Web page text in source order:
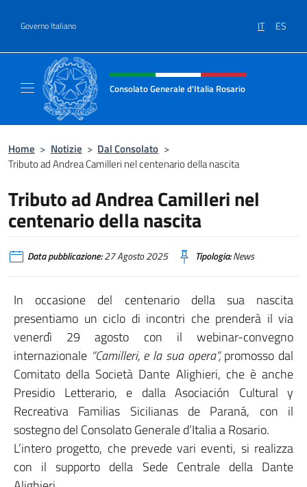
Governo Italiano IT ES
Intestazione sito, social e menù
Consolato Generale d'Italia Rosario
Home > Notizie > Dal Consolato >
Tributo ad Andrea Camilleri nel centenario della nascita
Tributo ad Andrea Camilleri nel
centenario della nascita
Data pubblicazione:27 Agosto 2025 Tipologia:News
In occasione del centenario della sua nascita
presentiamo un ciclo di incontri che prenderà il via
venerdì 29 agosto con il webinar-convegno
internazionale “Camilleri, e la sua opera”,promosso dal
Comitato della Società Dante Alighieri, che è anche
Presidio Letterario, e dalla Asociación Cultural y
Recreativa Familias Sicilianas de Paraná, con il
sostegno del Consolato Generale d’Italia a Rosario.
L’intero progetto, che prevede vari eventi, si realizza
con il supporto della Sede Centrale della Dante